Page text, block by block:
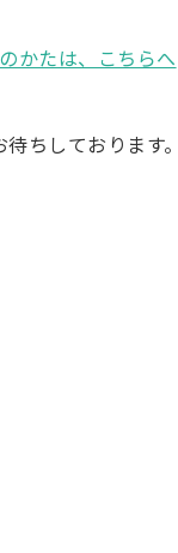
かたは、こちらへ
ちしております。